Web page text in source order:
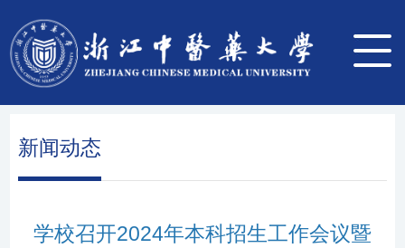
新闻动态
学校召开2024年本科招生工作会议暨